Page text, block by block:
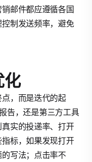
邮件都应遵循各国
制发送频率，避免
化
，而是迭代的起
告，还是第三方工具
实的投递率、打开
标，如果发现打开
写法；点击率不